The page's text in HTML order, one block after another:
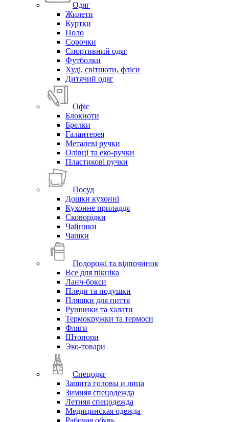
Одяг
Жилети
Куртки
Поло
Сорочки
Спортивний одяг
Футболки
Худі, світшоти, фліси
Дитячий одяг
Офіс
Блокноти
Брелки
Галантерея
Металеві ручки
Олівці та еко-ручки
Пластикові ручки
Посуд
Дошки кухонні
Кухонне приладдя
Сковорідки
Чайники
Чашки
Подорожі та відпочинок
Все для пікніка
Ланч-бокси
Пледи та подушки
Пляшки для пиття
Рушники та халати
Термокружки та термоси
Фляги
Штопори
Эко-товари
Спецодяг
Защита головы и лица
Зимняя спецодежда
Летняя спецодежда
Медицинская одежда
Рабочая обувь